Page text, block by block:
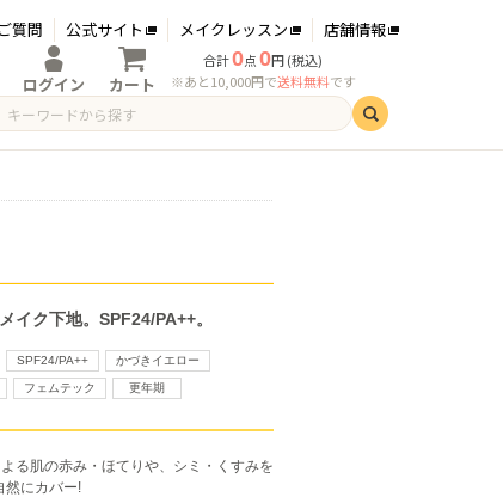
ログイン
ログイン
新規会員登録
カート
合計0点0円 (税込)
※あと10,000円で送料無料です
質問 公式サイト メイクレッスン 店舗情報
イク下地。SPF24/PA++。
SPF24/PA++ かづきイエロー
フェムテック 更年期
る肌の赤み・ほてりや、シミ・くすみを
然にカバー!